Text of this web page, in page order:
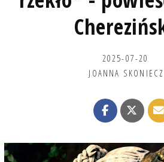
2025-07-20
JOANNA